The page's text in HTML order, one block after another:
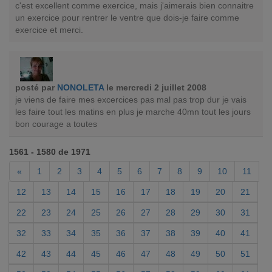
c'est excellent comme exercice, mais j'aimerais bien connaitre
un exercice pour rentrer le ventre que dois-je faire comme
exercice et merci.
posté par NONOLETA le mercredi 2 juillet 2008
je viens de faire mes excercices pas mal pas trop dur je vais
les faire tout les matins en plus je marche 40mn tout les jours
bon courage a toutes
1561 - 1580 de 1971
«
1 2 3 4 5 6 7 8 9 10 11
12 13 14 15 16 17 18 19 20 21
22 23 24 25 26 27 28 29 30 31
32 33 34 35 36 37 38 39 40 41
42 43 44 45 46 47 48 49 50 51